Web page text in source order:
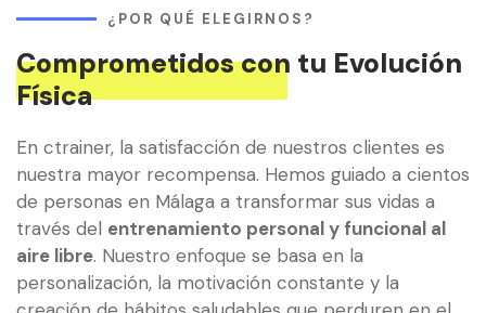
¿POR QUÉ ELEGIRNOS?
Comprometidos con tu Evolución
Física
En ctrainer, la satisfacción de nuestros clientes es
nuestra mayor recompensa. Hemos guiado a cientos
de personas en Málaga a transformar sus vidas a
través del entrenamiento personal y funcional al
aire libre. Nuestro enfoque se basa en la
personalización, la motivación constante y la